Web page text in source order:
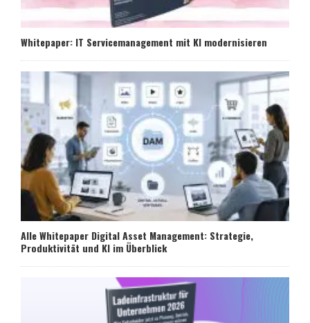
Whitepaper: IT Servicemanagement mit KI modernisieren
Alle Whitepaper Digital Asset Management: Strategie,
Produktivität und KI im Überblick